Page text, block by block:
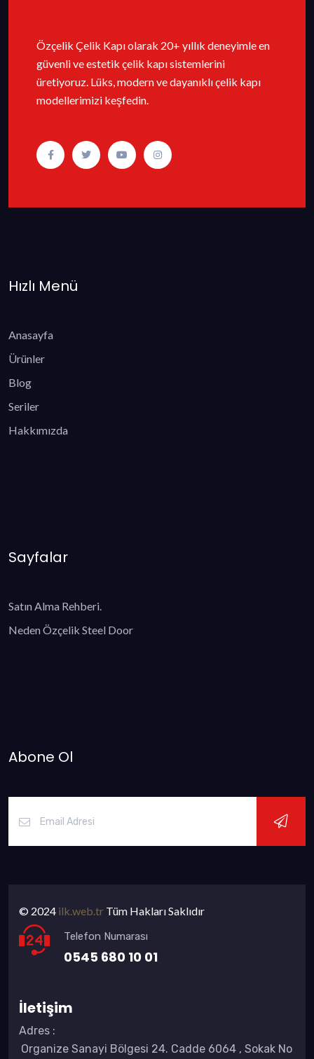
Özçelik Çelik Kapı olarak 20+ yıllık deneyimle en
güvenli ve estetik çelik kapı sistemlerini
üretiyoruz. Lüks, modern ve dayanıklı çelik kapı
modellerimizi keşfedin.
Hızlı Menü
Anasayfa
Ürünler
Blog
Seriler
Hakkımızda
Sayfalar
Satın Alma Rehberi.
Neden Özçelik Steel Door
Abone Ol
© 2024 ilk.web.tr Tüm Hakları Saklıdır
Telefon Numarası
0545 680 10 01
İletişim
Adres :
Organize Sanayi Bölgesi 24. Cadde 6064 , Sokak No